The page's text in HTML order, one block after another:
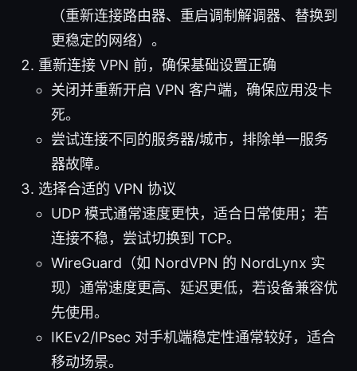
（重新连接路由器、重启调制解调器、替换到
更稳定的网络）。
重新连接 VPN 前，确保基础设置正确
关闭并重新开启 VPN 客户端，确保应用没卡
死。
尝试连接不同的服务器/城市，排除单一服务
器故障。
选择合适的 VPN 协议
UDP 模式通常速度更快，适合日常使用；若
连接不稳，尝试切换到 TCP。
WireGuard（如 NordVPN 的 NordLynx 实
现）通常速度更高、延迟更低，若设备兼容优
先使用。
IKEv2/IPsec 对手机端稳定性通常较好，适合
移动场景。